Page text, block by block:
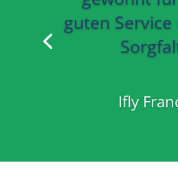
guten
Ifly